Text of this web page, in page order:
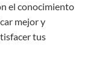
el conocimiento
mejor y
tus